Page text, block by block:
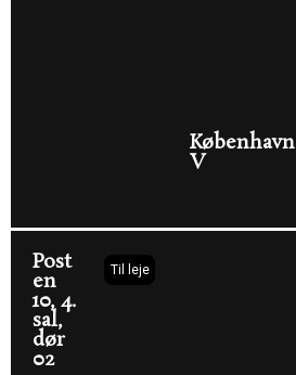
Post
en
10, 4.
sal,
dør
02
Til leje
København
V